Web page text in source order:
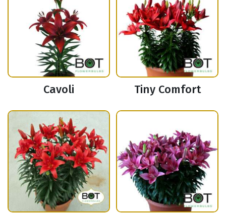
Cavoli Tiny Comfort